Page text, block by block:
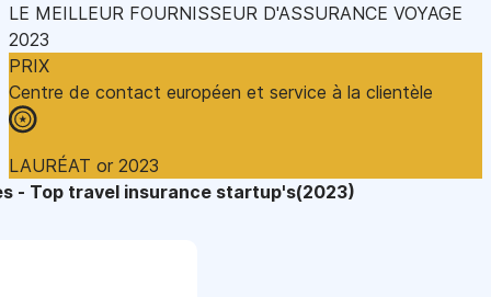
LE MEILLEUR FOURNISSEUR D'ASSURANCE VOYAGE
2023
PRIX
Centre de contact européen et service à la clientèle
LAURÉAT or 2023
- Top travel insurance startup's(2023)